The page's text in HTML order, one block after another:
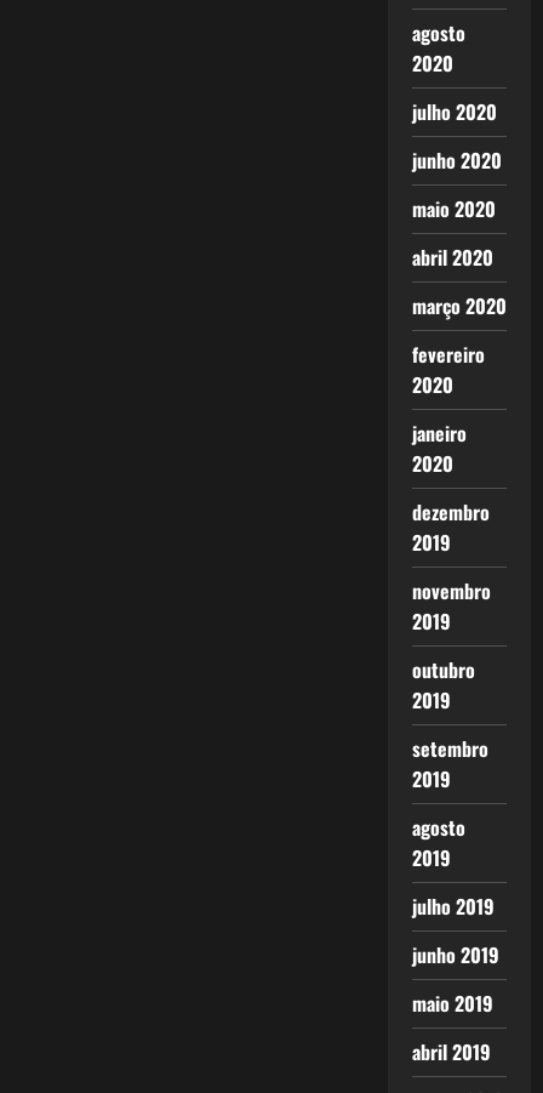
agosto
2020
julho 2020
junho 2020
maio 2020
abril 2020
março 2020
fevereiro
2020
janeiro
2020
dezembro
2019
novembro
2019
outubro
2019
setembro
2019
agosto
2019
julho 2019
junho 2019
maio 2019
abril 2019